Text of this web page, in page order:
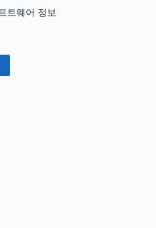
트웨어 정보